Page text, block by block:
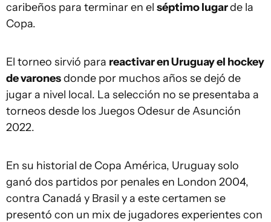
caribeños para terminar en el séptimo lugarde la
Copa.
El torneo sirvió para reactivar en Uruguay el hockey
de varonesdonde por muchos años se dejó de
jugar a nivel local. La selección no se presentaba a
torneos desde los Juegos Odesur de Asunción
2022.
En su historial de Copa América, Uruguay solo
ganó dos partidos por penales en London 2004,
contra Canadá y Brasil y a este certamen se
presentó con un mix de jugadores experientes con